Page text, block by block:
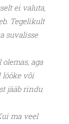
ei valuta,
Tegelikult
suvalisse
aga
või
jääb rindu
ma veel